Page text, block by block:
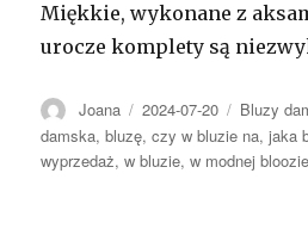
Miękkie, wykonane z
urocze komplety są
Autor
Joana Opublikowano
2024-07-20 Kategorie
Bluzy
damska,bluzę,czy w bluzie na,jaka
wyprzedaż,w bluzie,w modnej bloozie